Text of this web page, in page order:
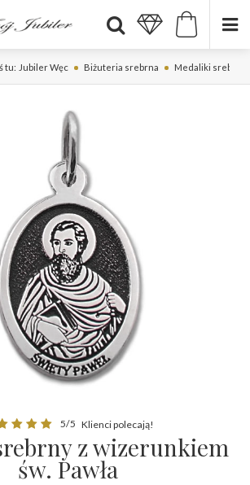
tu: Jubiler Węc Biżuteria srebrna Medaliki srebrne
5/5 Klienci polecają!
z wizerunkiem
św. Pawła